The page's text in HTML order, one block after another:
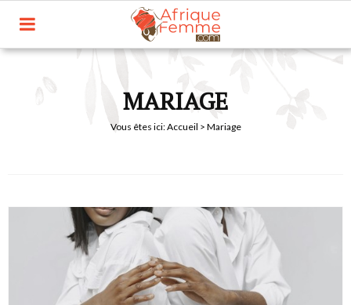
MARIAGE
Vous êtes ici:Accueil > Mariage